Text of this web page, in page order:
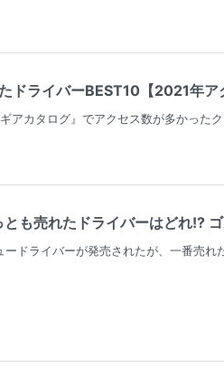
ドライバーBEST10【2021年
アカタログ』でアクセス数が多かった
も売れたドライバーはどれ!?
ードライバーが発売されたが、一番売